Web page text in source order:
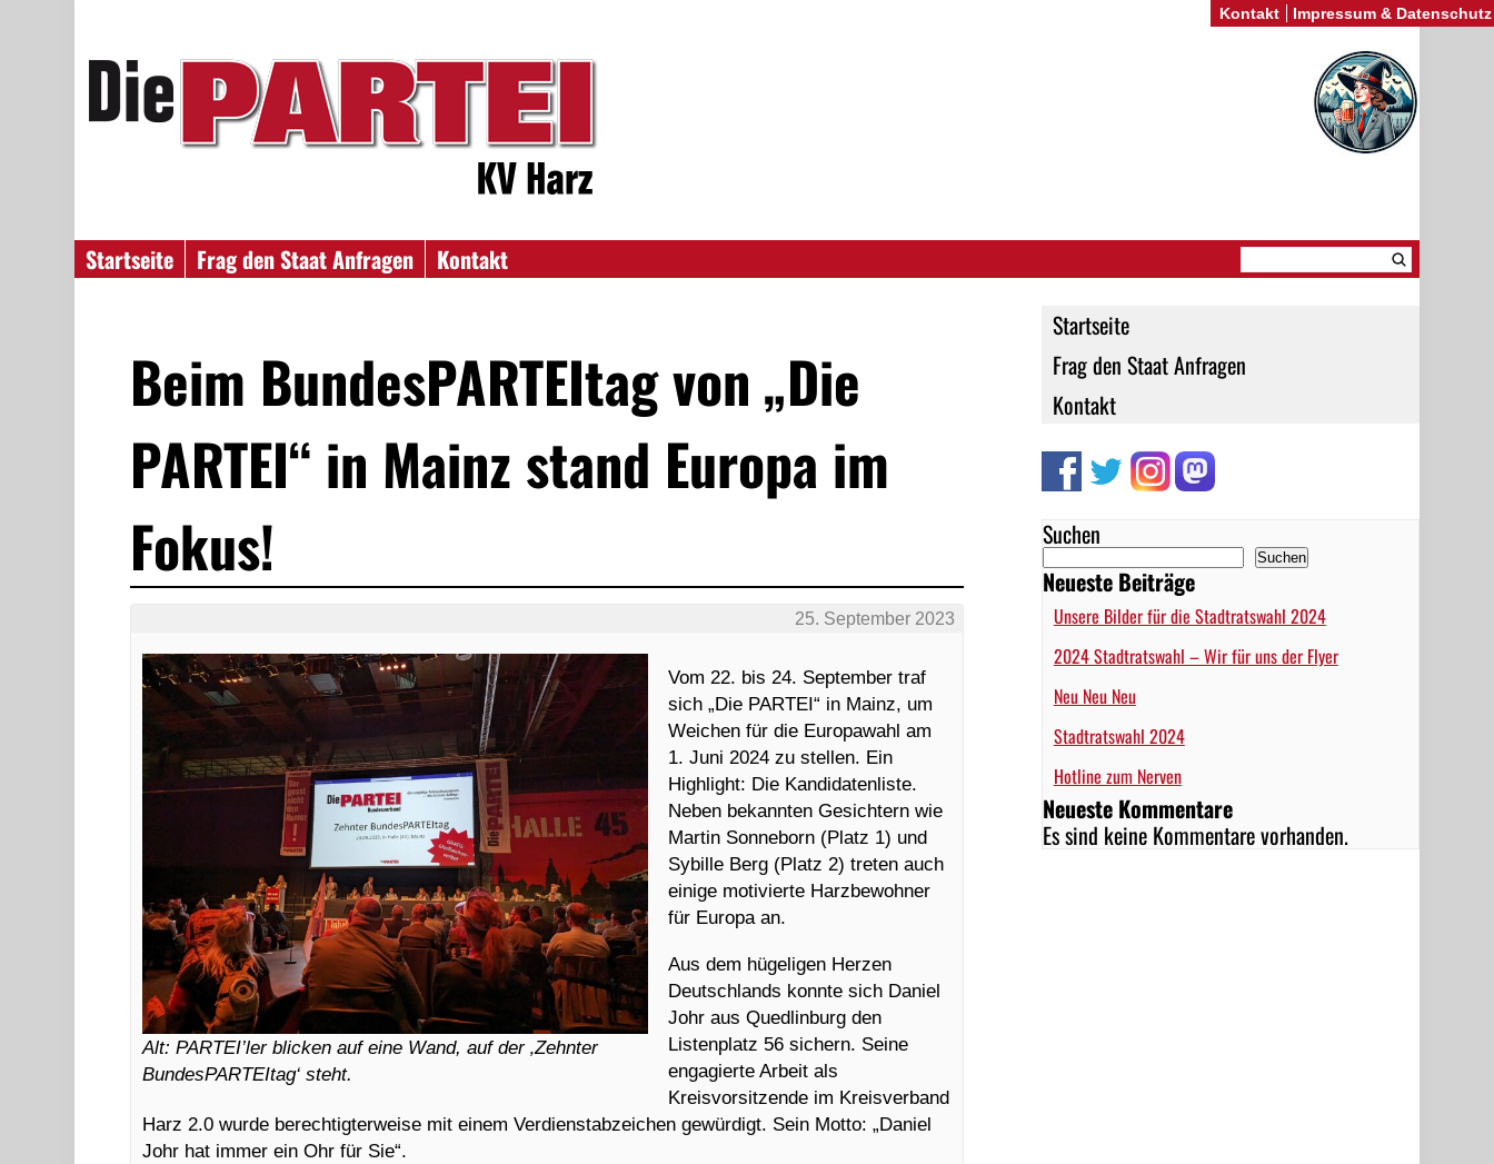
Startseite Frag den Staat Anfragen
Kontakt
Startseite
Frag den Staat Anfragen
Kontakt
Suchen
Suchen
Neueste Beiträge
Unsere Bilder für die Stadtratswahl 2024
2024 Stadtratswahl – Wir für uns der Flyer
Neu Neu Neu
Stadtratswahl 2024
Hotline zum Nerven
Neueste Kommentare
Es sind keine Kommentare vorhanden.
Beim BundesPARTEItag von „Die
PARTEI“ in Mainz stand Europa im
Fokus!
25. September 2023
Alt: PARTEI’ler blicken auf eine Wand, auf der ‚Zehnter
BundesPARTEItag‘ steht.
Vom 22. bis 24. September traf
sich „Die PARTEI“ in Mainz, um
Weichen für die Europawahl am
1. Juni 2024 zu stellen. Ein
Highlight: Die Kandidatenliste.
Neben bekannten Gesichtern wie
Martin Sonneborn (Platz 1) und
Sybille Berg (Platz 2) treten auch
einige motivierte Harzbewohner
für Europa an.
Aus dem hügeligen Herzen
Deutschlands konnte sich Daniel
Johr aus Quedlinburg den
Listenplatz 56 sichern. Seine
engagierte Arbeit als
Kreisvorsitzende im Kreisverband
Harz 2.0 wurde berechtigterweise mit einem Verdienstabzeichen gewürdigt. Sein Motto: „Daniel
Johr hat immer ein Ohr für Sie“.
Kontakt Impressum & Datenschutz